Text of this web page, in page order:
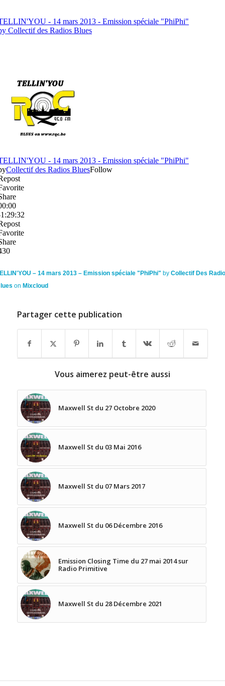
– 14 mars 2013 – Emission spéciale "PhiPhi" by Collectif Des
on Mixcloud
Partager cette publication
Vous aimerez peut-être aussi
Maxwell St du 27 Octobre 2020
Maxwell St du 03 Mai 2016
Maxwell St du 07 Mars 2017
Maxwell St du 06 Décembre 2016
Emission Closing Time du 27 mai 2014 sur
Radio Primitive
Maxwell St du 28 Décembre 2021